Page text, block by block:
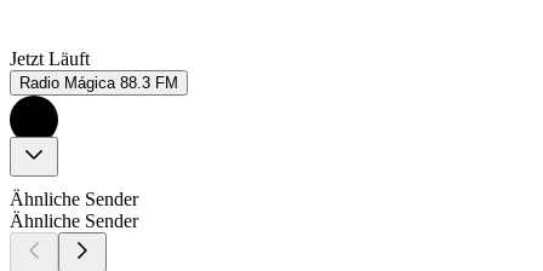
Jetzt Läuft
Radio Mágica 88.3 FM
Ähnliche Sender
Ähnliche Sender